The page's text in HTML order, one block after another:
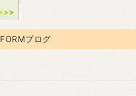
FORMブログ